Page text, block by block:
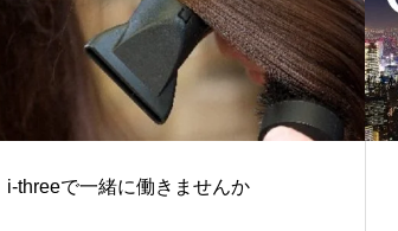
i-threeで一緒に働きませんか